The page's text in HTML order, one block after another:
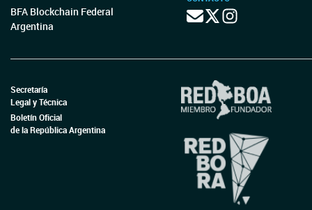
BFA Blockchain Federal
Argentina
Secretaría
Legal y Técnica
Boletín Oficial
de la República Argentina